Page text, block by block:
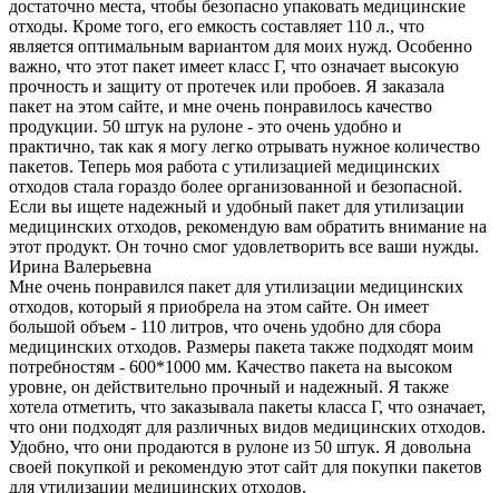
достаточно места, чтобы безопасно упаковать медицинские
отходы. Кроме того, его емкость составляет 110 л., что
является оптимальным вариантом для моих нужд. Особенно
важно, что этот пакет имеет класс Г, что означает высокую
прочность и защиту от протечек или пробоев. Я заказала
пакет на этом сайте, и мне очень понравилось качество
продукции. 50 штук на рулоне - это очень удобно и
практично, так как я могу легко отрывать нужное количество
пакетов. Теперь моя работа с утилизацией медицинских
отходов стала гораздо более организованной и безопасной.
Если вы ищете надежный и удобный пакет для утилизации
медицинских отходов, рекомендую вам обратить внимание на
этот продукт. Он точно смог удовлетворить все ваши нужды.
Ирина Валерьевна
Мне очень понравился пакет для утилизации медицинских
отходов, который я приобрела на этом сайте. Он имеет
большой объем - 110 литров, что очень удобно для сбора
медицинских отходов. Размеры пакета также подходят моим
потребностям - 600*1000 мм. Качество пакета на высоком
уровне, он действительно прочный и надежный. Я также
хотела отметить, что заказывала пакеты класса Г, что означает,
что они подходят для различных видов медицинских отходов.
Удобно, что они продаются в рулоне из 50 штук. Я довольна
своей покупкой и рекомендую этот сайт для покупки пакетов
для утилизации медицинских отходов.